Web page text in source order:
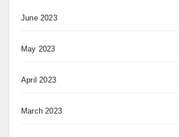
June 2023
May 2023
April 2023
March 2023